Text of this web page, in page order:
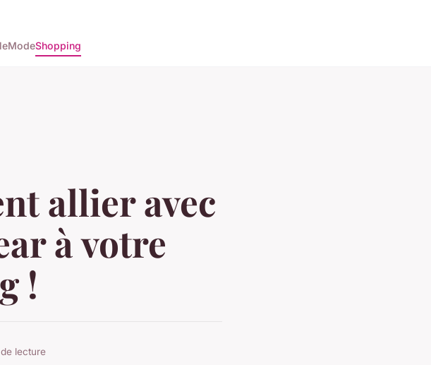
ModeShopping
allier avec
à votre
!
lecture